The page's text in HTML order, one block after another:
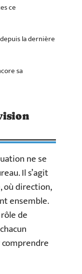
ce
la dernière
sa
ne se
Il s’agit
où direction,
ensemble.
de